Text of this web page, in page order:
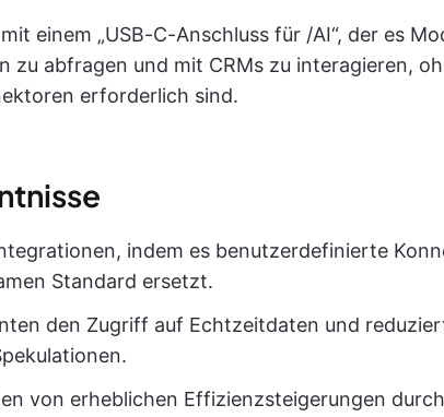
einem „USB-C-Anschluss für /AI“, der es
zu abfragen und mit CRMs zu interagieren,
erforderlich sind.
indem es benutzerdefinierte
Standard ersetzt.
den Zugriff auf Echtzeitdaten und
von erheblichen Effizienzsteigerungen